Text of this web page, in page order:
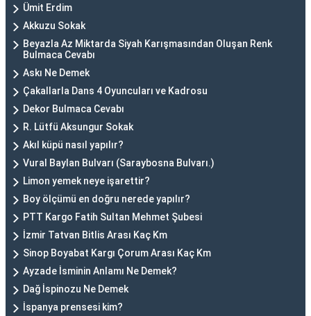
Ümit Erdim
Akkuzu Sokak
Beyazla Az Miktarda Siyah Karışmasından Oluşan Renk
Bulmaca Cevabı
Askı Ne Demek
Çakallarla Dans 4 Oyuncuları ve Kadrosu
Dekor Bulmaca Cevabı
R. Lütfü Aksungur Sokak
Akıl küpü nasıl yapılır?
Vural Baylan Bulvarı (Saraybosna Bulvarı.)
Limon yemek neye işarettir?
Boy ölçümü en doğru nerede yapılır?
PTT Kargo Fatih Sultan Mehmet Şubesi
İzmir Tatvan Bitlis Arası Kaç Km
Sinop Boyabat Kargı Çorum Arası Kaç Km
Ayzade İsminin Anlamı Ne Demek?
Dağ İspinozu Ne Demek
İspanya prensesi kim?